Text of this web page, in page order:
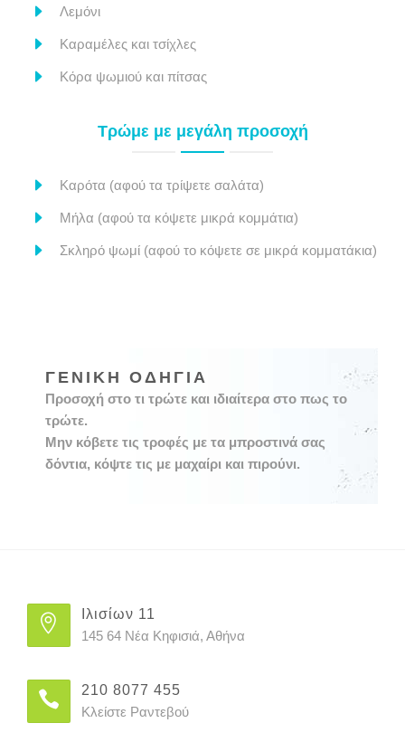
Λεμόνι
Καραμέλες και τσίχλες
Κόρα ψωμιού και πίτσας
Τρώμε με μεγάλη προσοχή
Καρότα (αφού τα τρίψετε σαλάτα)
Μήλα (αφού τα κόψετε μικρά κομμάτια)
Σκληρό ψωμί (αφού το κόψετε σε μικρά κομματάκια)
ΓΕΝΙΚΗ ΟΔΗΓΙΑ
Προσοχή στο τι τρώτε και ιδιαίτερα στο πως το
τρώτε.
Μην κόβετε τις τροφές με τα μπροστινά σας
δόντια, κόψτε τις με μαχαίρι και πιρούνι.
Ιλισίων 11
145 64 Νέα Κηφισιά, Αθήνα
210 8077 455
Κλείστε Ραντεβού